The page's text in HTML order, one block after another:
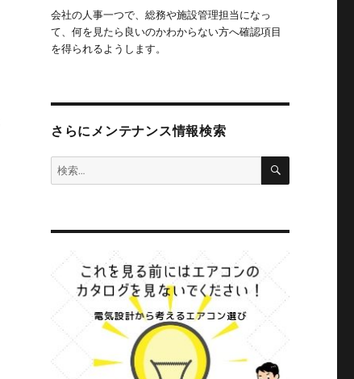
会社の人事一つで、総務や施設管理担当になっ
て、何を見たら良いのかわからない方へ確認項目
を得られるようします。
さらにメンテナンス情報検索
検
索:
検